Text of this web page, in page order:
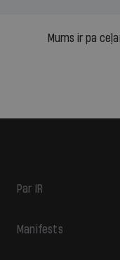
Mums ir pa
Par IR
Manifests